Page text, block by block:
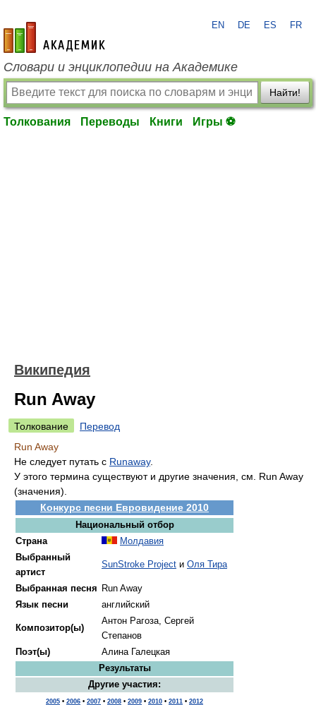
academic.ru
EN DE ES FR
Словари и энциклопедии на Академике
Найти!
Толкования Переводы Книги Игры ⚽
Википедия
Run Away
Толкование
Перевод
Run Away
Не следует путать с Runaway.
У этого термина существуют и другие значения, см. Run Away
(значения).
Конкурс песни Евровидение 2010
Национальный отбор
Страна
Молдавия
Выбранный
артист
SunStroke Project и Оля Тира
Выбранная песня
Run Away
Язык песни
английский
Композитор(ы)
Антон Рагоза, Сергей
Степанов
Поэт(ы)
Алина Галецкая
Результаты
Другие участия:
2005 • 2006 • 2007 • 2008 • 2009 • 2010 • 2011 • 2012